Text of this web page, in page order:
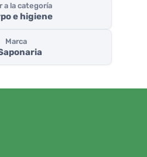
a la categoría
e higiene
Marca